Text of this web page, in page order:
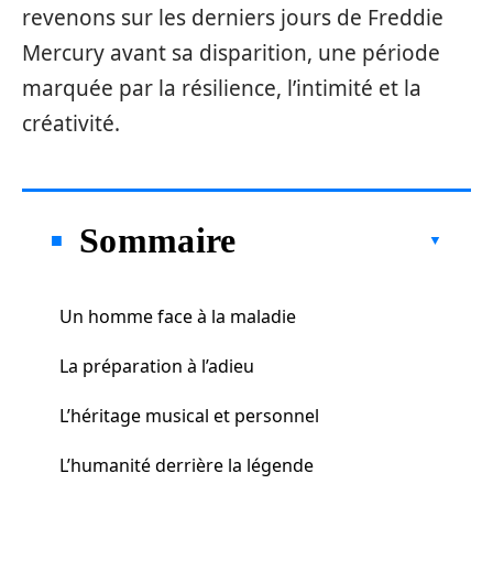
revenons sur les derniers jours de Freddie
Mercury avant sa disparition, une période
marquée par la résilience, l’intimité et la
créativité.
Sommaire
Un homme face à la maladie
La préparation à l’adieu
L’héritage musical et personnel
L’humanité derrière la légende